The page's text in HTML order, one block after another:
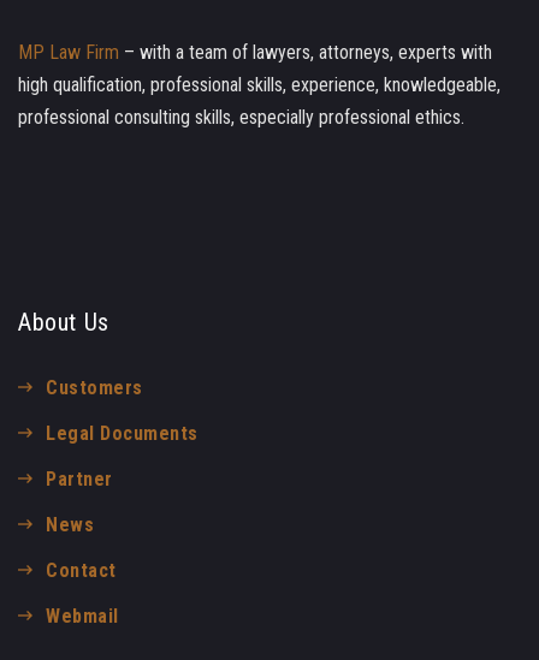
MP Law Firm – with a team of lawyers, attorneys, experts with
high qualification, professional skills, experience, knowledgeable,
professional consulting skills, especially professional ethics.
About Us
Customers
Legal Documents
Partner
News
Contact
Webmail